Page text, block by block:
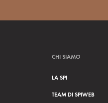
CHI SIAMO
LA SPI
TEAM DI SPIWEB